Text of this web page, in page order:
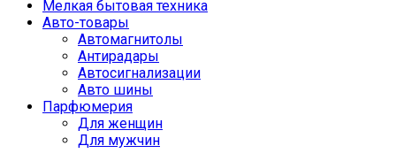
Мелкая бытовая техника
Авто-товары
Автомагнитолы
Антирадары
Автосигнализации
Авто шины
Парфюмерия
Для женщин
Для мужчин